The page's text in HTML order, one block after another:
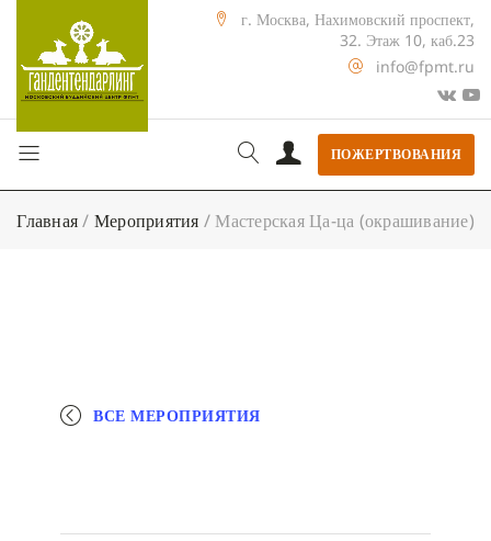
г. Москва, Нахимовский проспект,
32. Этаж 10, каб.23
info@fpmt.ru
ПОЖЕРТВОВАНИЯ
Главная/ Мероприятия / Мастерская Ца-ца (окрашивание)
ВСЕ МЕРОПРИЯТИЯ